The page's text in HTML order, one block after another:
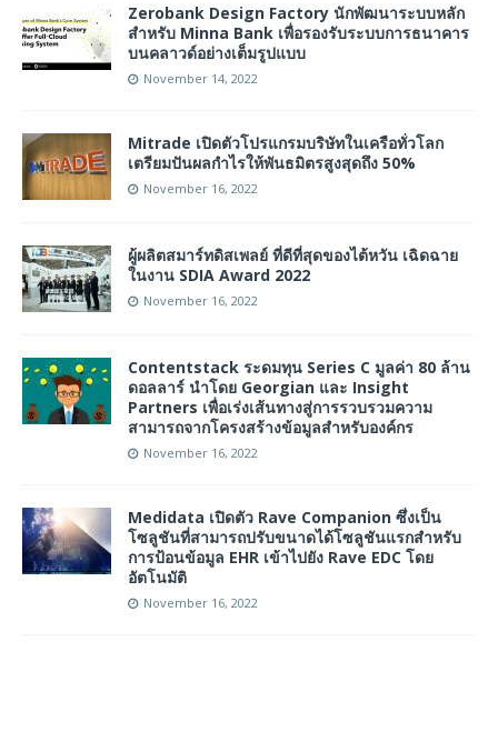
Zerobank Design Factory นักพัฒนาระบบหลัก
สำหรับ Minna Bank เพื่อรองรับระบบการธนาคาร
บนคลาวด์อย่างเต็มรูปแบบ
November 14, 2022
Mitrade เปิดตัวโปรแกรมบริษัทในเครือทั่วโลก
เตรียมปันผลกำไรให้พันธมิตรสูงสุดถึง 50%
November 16, 2022
ผู้ผลิตสมาร์ทดิสเพลย์ ที่ดีที่สุดของไต้หวัน เฉิดฉาย
ในงาน SDIA Award 2022
November 16, 2022
Contentstack ระดมทุน Series C มูลค่า 80 ล้าน
ดอลลาร์ นำโดย Georgian และ Insight
Partners เพื่อเร่งเส้นทางสู่การรวบรวมความ
สามารถจากโครงสร้างข้อมูลสำหรับองค์กร
November 16, 2022
Medidata เปิดตัว Rave Companion ซึ่งเป็น
โซลูชันที่สามารถปรับขนาดได้โซลูชันแรกสำหรับ
การป้อนข้อมูล EHR เข้าไปยัง Rave EDC โดย
อัตโนมัติ
November 16, 2022